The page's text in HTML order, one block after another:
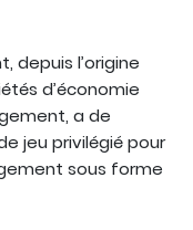
depuis l’origine
d’économie
a de
jeu privilégié pour
sous forme